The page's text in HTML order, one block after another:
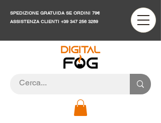
SPEDIZIONE GRATUIDA SE ORDINI 79€
ASSISTENZA CLIENTI +39 347 256 3289